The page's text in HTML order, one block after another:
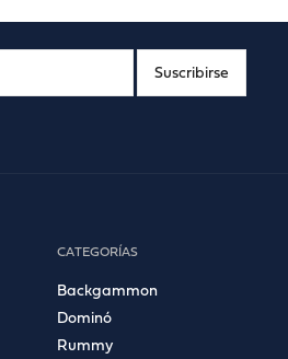
CATEGORÍAS
Backgammon
Dominó
Rummy